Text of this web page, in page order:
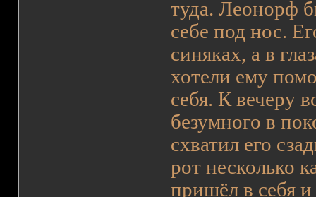
туда. Леонорф
себе под нос.
синяках, а в
хотели ему
себя. К вечеру
безумного в
схватил его
рот несколько
пришёл в себя